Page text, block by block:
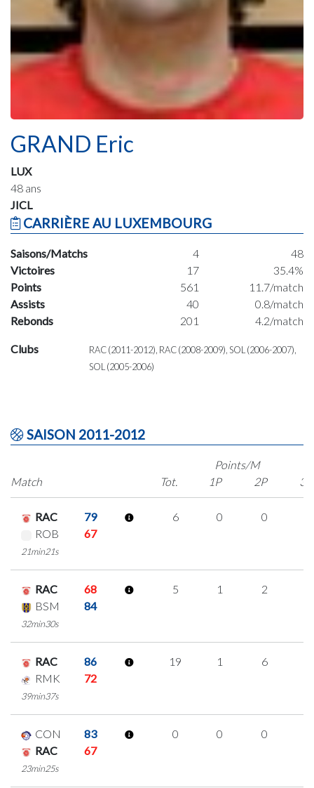
GRAND Eric
LUX
48 ans
JICL
CARRIÈRE AU LUXEMBOURG
Saisons/Matchs 4
48
Victoires
17
35.4%
Points
561
11.7/match
Assists
40
0.8/match
Rebonds
201 4.2/match
Clubs
RAC (2011-2012), RAC (2008-2009), SOL (2006-2007),
SOL (2005-2006)
SAISON 2011-2012
Match
Points/M
Tot.
1P 2P 3P
RAC
79
ROB
67
21min21s
6 0 0
RAC
68
BSM
84
32min30s
5 1 2
RAC
86
RMK
72
39min37s
19 1 6
CON
83
RAC
67
23min25s
0 0 0